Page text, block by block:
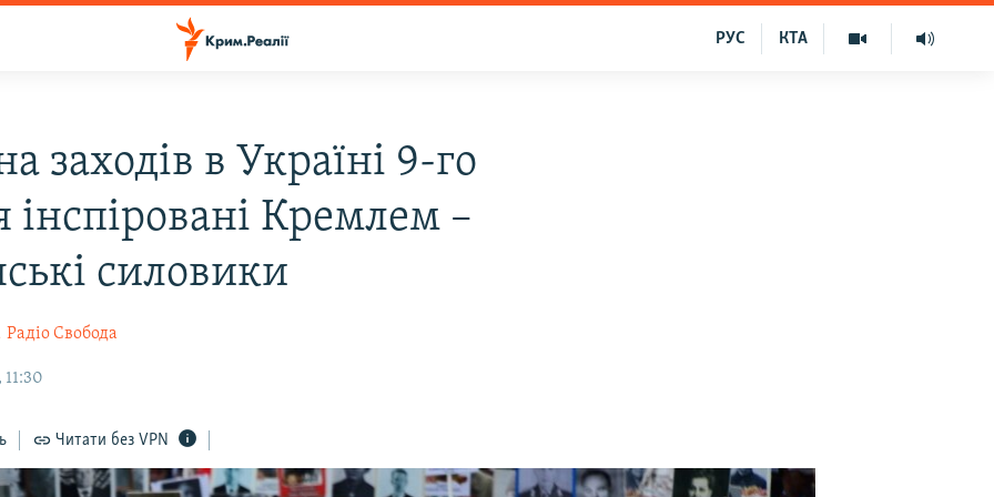
КТА
РУС
заходів в Україні 9-го
інспіровані Кремлем –
силовики
Радіо Свобода
11:30
Читати без VPN